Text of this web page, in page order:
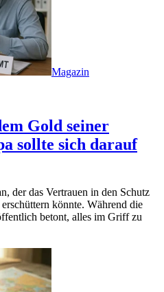
Magazin
Gold seiner
sollte sich darauf
der das Vertrauen in den Schutz
könnte. Während die
betont, alles im Griff zu